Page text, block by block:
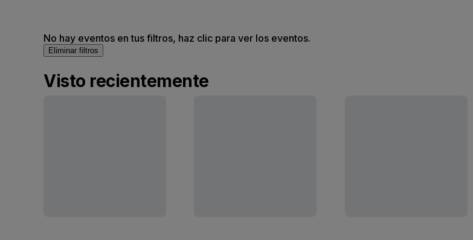
No hay eventos en tus filtros, haz clic para ver los eventos.
Eliminar filtros
Visto recientemente